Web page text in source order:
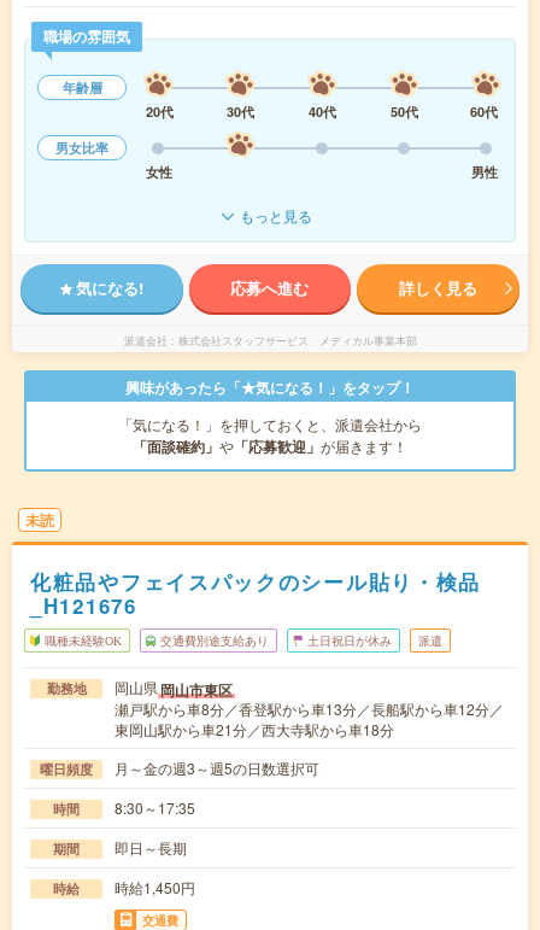
職場の雰囲気
年齢層
20代
30代 40代 50代
60代
男女比率
女性
男性
もっと見る
気になる! 応募へ進む 詳しく見る
派遣会社 株式会社スタッフサービス メディカル事業本部
興味があったら「★気になる！」をタップ！
「気になる！」を押しておくと、派遣会社から
「面談確約」 や 「応募歓迎」 が届きます！
未読
化粧品やフェイスパックのシール貼り・検品
_H121676
職種未経験OK 交通費別途支給あり 土日祝日が休み 派遣
勤務地 岡山県岡山市東区
瀬戸駅から車8分／香登駅から車13分／長船駅から車12分／
東岡山駅から車21分／西大寺駅から車18分
曜日頻度 月～金の週3～週5の日数選択可
時間 8:30～17:35
期間 即日～長期
時給 時給1,450円
交通費